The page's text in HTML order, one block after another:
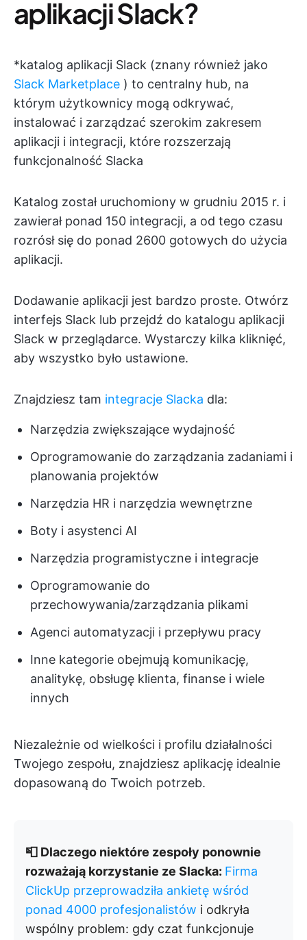
aplikacji Slack?
*katalog aplikacji Slack (znany również jako
Slack Marketplace ) to centralny hub, na
którym użytkownicy mogą odkrywać,
instalować i zarządzać szerokim zakresem
aplikacji i integracji, które rozszerzają
funkcjonalność Slacka
Katalog został uruchomiony w grudniu 2015 r. i
zawierał ponad 150 integracji, a od tego czasu
rozrósł się do ponad 2600 gotowych do użycia
aplikacji.
Dodawanie aplikacji jest bardzo proste. Otwórz
interfejs Slack lub przejdź do katalogu aplikacji
Slack w przeglądarce. Wystarczy kilka kliknięć,
aby wszystko było ustawione.
Znajdziesz tam integracje Slacka dla:
Narzędzia zwiększające wydajność
Oprogramowanie do zarządzania zadaniami i
planowania projektów
Narzędzia HR i narzędzia wewnętrzne
Boty i asystenci AI
Narzędzia programistyczne i integracje
Oprogramowanie do
przechowywania/zarządzania plikami
Agenci automatyzacji i przepływu pracy
Inne kategorie obejmują komunikację,
analitykę, obsługę klienta, finanse i wiele
innych
Niezależnie od wielkości i profilu działalności
Twojego zespołu, znajdziesz aplikację idealnie
dopasowaną do Twoich potrzeb.
📮 Dlaczego niektóre zespoły ponownie
rozważają korzystanie ze Slacka: Firma
ClickUp przeprowadziła ankietę wśród
ponad 4000 profesjonalistów i odkryła
wspólny problem: gdy czat funkcjonuje